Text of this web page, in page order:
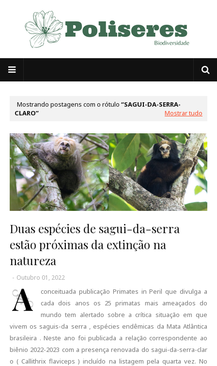
Mostrando postagens com o rótulo
SAGUI-DA-SERRA-
CLARO
Mostrar tudo
Duas espécies de sagui-da-serra
estão próximas da extinção na
natureza
- Outubro 01, 2022
A
conceituada publicação Primates in Peril que divulga a
cada dois anos os 25 primatas mais ameaçados do
mundo tem alertado sobre a crítica situação em que
vivem os saguis-da serra , espécies endêmicas da Mata Atlântica
brasileira . Neste ano foi publicada a relação correspondente ao
biênio 2022-2023 com a presença renovada do sagui-da-serra-clar
o ( Callithrix flaviceps ) incluído na listagem pela quarta vez. No